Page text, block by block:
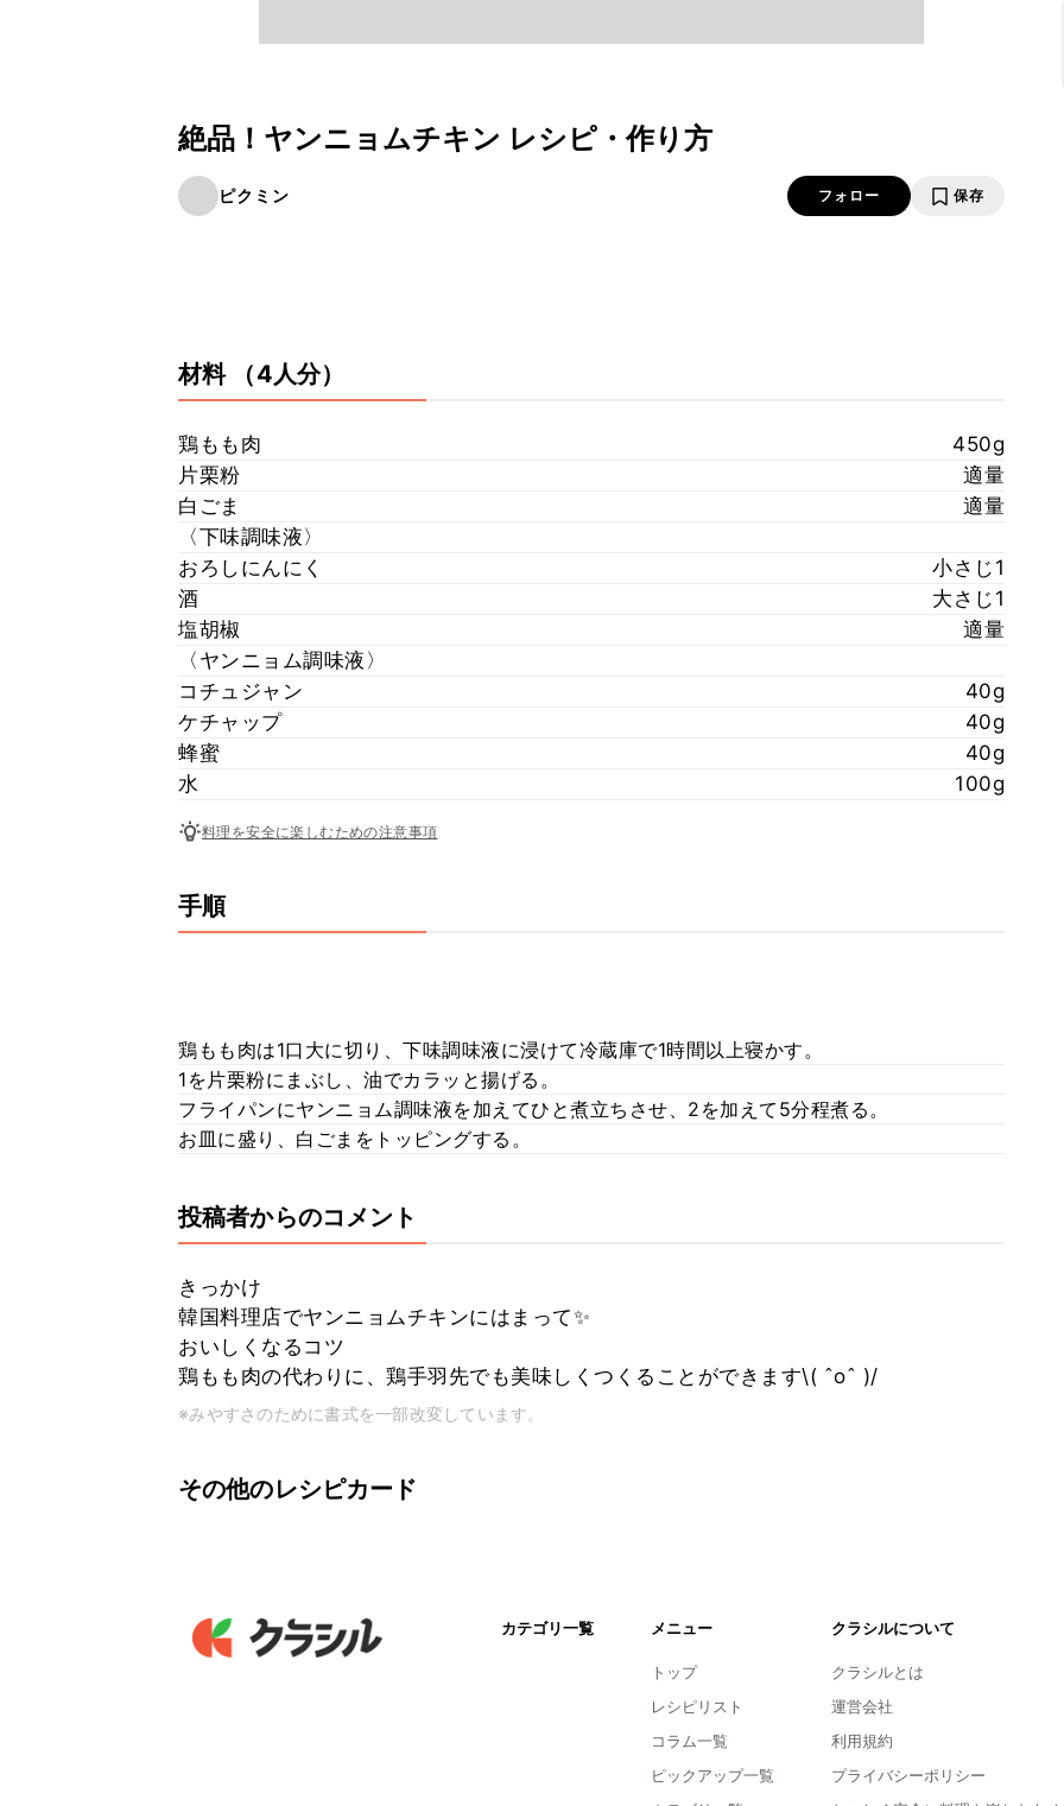
絶品！ヤンニョムチキン レシピ・作り方
ピクミン フォロー 保存
材料 （4人分）
鶏もも肉
450g
片栗粉
適量
白ごま
適量
〈下味調味液〉
おろしにんにく
小さじ1
酒
大さじ1
塩胡椒
適量
〈ヤンニョム調味液〉
コチュジャン
40g
ケチャップ
40g
蜂蜜
40g
水
100g
料理を安全に楽しむための注意事項
手順
鶏もも肉は1口大に切り、下味調味液に浸けて冷蔵庫で1時間以上寝かす。
1を片栗粉にまぶし、油でカラッと揚げる。
フライパンにヤンニョム調味液を加えてひと煮立ちさせ、2を加えて5分程煮る。
お皿に盛り、白ごまをトッピングする。
投稿者からのコメント
きっかけ
韓国料理店でヤンニョムチキンにはまって✨
おいしくなるコツ
鶏もも肉の代わりに、鶏手羽先でも美味しくつくることができます\( ˆoˆ )/
※みやすさのために書式を一部改変しています。
その他のレシピカード
カテゴリ一覧 メニュー
トップ
レシピリスト
コラム一覧
ピックアップ一覧
クラシルについて
クラシルとは
運営会社
利用規約
プライバシーポリシー